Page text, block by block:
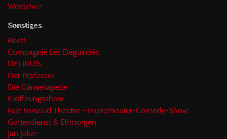
Werdchen
Sonstiges
Beet!
Compagnie Les Déguindés
DELINUS
Der Professor
Die Gänsekapelle
Eröffnungsshow
Fast Forward Theatre - Improtheater-Comedy-Show
Gottesdienst & Elfmorgen
Jan Joker